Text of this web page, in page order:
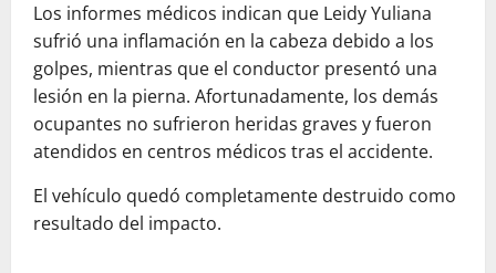
Los informes médicos indican que Leidy Yuliana
sufrió una inflamación en la cabeza debido a los
golpes, mientras que el conductor presentó una
lesión en la pierna. Afortunadamente, los demás
ocupantes no sufrieron heridas graves y fueron
atendidos en centros médicos tras el accidente.
El vehículo quedó completamente destruido como
resultado del impacto.